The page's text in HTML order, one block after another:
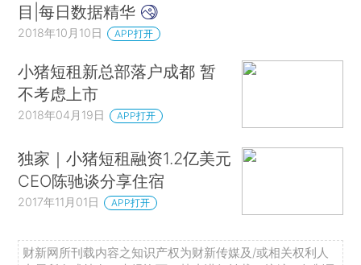
目|每日数据精华
2018年10月10日 APP打开
小猪短租新总部落户成都 暂
不考虑上市
2018年04月19日 APP打开
独家｜小猪短租融资1.2亿美元
CEO陈驰谈分享住宿
2017年11月01日 APP打开
财新网所刊载内容之知识产权为财新传媒及/或相关权利人